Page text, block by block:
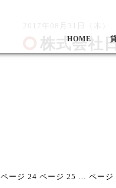
HOME
2017年08月31日（木）
株式会社
ページ 24 ページ 25 … ページ